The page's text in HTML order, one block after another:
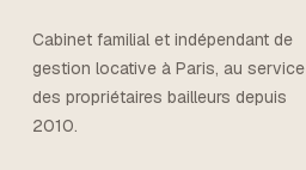
Cabinet familial et indépendant de
gestion locative à Paris, au service
des propriétaires bailleurs depuis
2010.